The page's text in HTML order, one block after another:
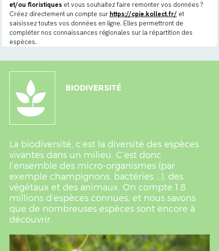
et/ou floristiques et vous souhaitez faire remonter vos données ?
Créez directement un compte sur https://cpie.kollect.fr/ et
saisissez toutes vos données en ligne. Elles permettront de
compléter nos connaissances régionales sur la répartition des
espèces.
BIODIVERSITÉ
La biodiversité, c’est la diversité des espèces
vivantes dans un milieu. C’est donc
l’ensemble des micro-organismes (par
exemple champignons, bactéries …), des
végétaux et des animaux. On compte 1.8
millions d’espèces connues, et nous savons
que de nombreuses espèces sont encore à
découvrir.